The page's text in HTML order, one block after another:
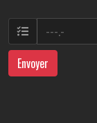
Envoyer